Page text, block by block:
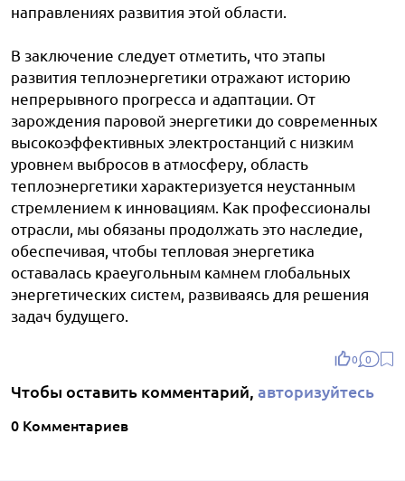
направлениях развития этой области.
В заключение следует отметить, что этапы
развития теплоэнергетики отражают историю
непрерывного прогресса и адаптации. От
зарождения паровой энергетики до современных
высокоэффективных электростанций с низким
уровнем выбросов в атмосферу, область
теплоэнергетики характеризуется неустанным
стремлением к инновациям. Как профессионалы
отрасли, мы обязаны продолжать это наследие,
обеспечивая, чтобы тепловая энергетика
оставалась краеугольным камнем глобальных
энергетических систем, развиваясь для решения
задач будущего.
0 0
Чтобы оставить комментарий, авторизуйтесь
0 Комментариев